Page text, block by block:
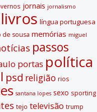
jornais jornalismo
livros lí­ngua portuguesa
sousa memórias miguel
passos
portas polí­tica
psd religião rios
santana lopes sexo sporting
tejo televisão trump